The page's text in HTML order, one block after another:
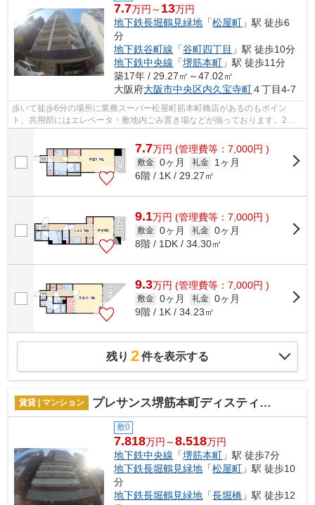
7.7万円～ 13万円
地下鉄長堀鶴見緑地 「松屋町 」駅 徒歩6
分
地下鉄谷町線 「谷町四丁目 」駅 徒歩10分
地下鉄中央線 「堺筋本町 」駅 徒歩11分
築17年 / 29.27㎡～47.02㎡
大阪府大阪市中央区内久宝寺町４丁目4-7
歩いて徒歩6分の場所に業務スーパー松屋町筋本町橋店があるのもポイン
ト。共用部にはエレベータ・敷地内ごみ置き場などが揃っております。2駅
利用可能で利便性の高い物件です。防犯対...
7.7万円 (管理費等：7,000円 )
敷金 0ヶ月 礼金
1ヶ月
6階 / 1K / 29.27㎡
9.1万円 (管理費等：7,000円 )
敷金 0ヶ月 礼金 0ヶ月
8階 / 1DK / 34.30㎡
9.3万円 (管理費等：7,000円 )
敷金 0ヶ月 礼金 0ヶ月
9階 / 1K / 34.23㎡
残り 2件を表示する
賃貸 | マンション プレサンス堺筋本町ディスティニー
敷0
7.818万円～8.518万円
地下鉄中央線 「堺筋本町 」駅 徒歩7分
地下鉄長堀鶴見緑地 「松屋町 」駅 徒歩10
分
地下鉄長堀鶴見緑地 「長堀橋 」駅 徒歩12